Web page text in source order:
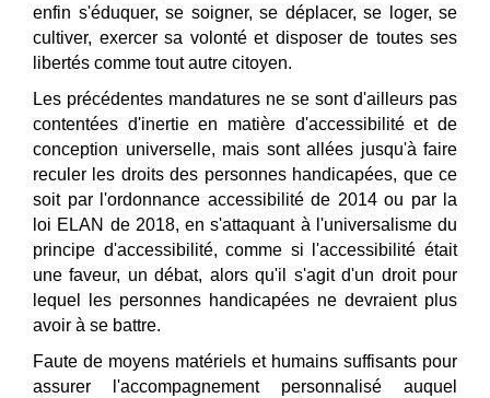
enfin s'éduquer, se soigner, se déplacer, se loger, se
cultiver, exercer sa volonté et disposer de toutes ses
libertés comme tout autre citoyen.
Les précédentes mandatures ne se sont d'ailleurs pas
contentées d'inertie en matière d'accessibilité et de
conception universelle, mais sont allées jusqu'à faire
reculer les droits des personnes handicapées, que ce
soit par l'ordonnance accessibilité de 2014 ou par la
loi ELAN de 2018, en s'attaquant à l'universalisme du
principe d'accessibilité, comme si l'accessibilité était
une faveur, un débat, alors qu'il s'agit d'un droit pour
lequel les personnes handicapées ne devraient plus
avoir à se battre.
Faute de moyens matériels et humains suffisants pour
assurer l'accompagnement personnalisé auquel